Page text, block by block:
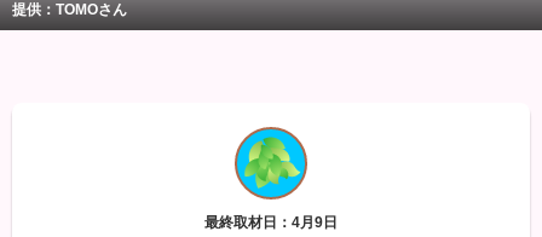
提供：TOMOさん
最終取材日：4月9日